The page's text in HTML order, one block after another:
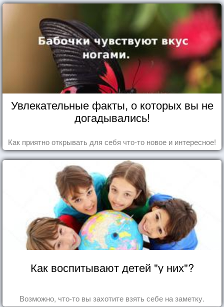
Увлекательные факты, о которых вы не
догадывались!
Как приятно открывать для себя что-то новое и интересное!
Как воспитывают детей "у них"?
Возможно, что-то вы захотите взять себе на заметку.